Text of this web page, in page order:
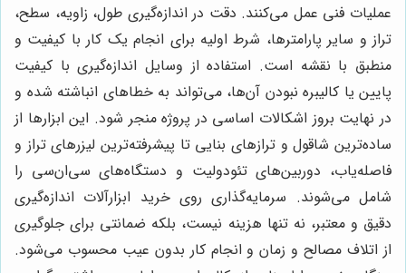
عملیات فنی عمل می‌کنند. دقت در اندازه‌گیری طول، زاویه، سطح،
تراز و سایر پارامترها، شرط اولیه برای انجام یک کار با کیفیت و
منطبق با نقشه است. استفاده از وسایل اندازه‌گیری با کیفیت
پایین یا کالیبره نبودن آن‌ها، می‌تواند به خطاهای انباشته شده و
در نهایت بروز اشکالات اساسی در پروژه منجر شود. این ابزارها از
ساده‌ترین شاقول و ترازهای بنایی تا پیشرفته‌ترین لیزرهای تراز و
فاصله‌یاب، دوربین‌های تئودولیت و دستگاه‌های سی‌ان‌سی را
شامل می‌شوند. سرمایه‌گذاری روی خرید ابزارآلات اندازه‌گیری
دقیق و معتبر، نه تنها هزینه نیست، بلکه ضمانتی برای جلوگیری
از اتلاف مصالح و زمان و انجام کار بدون عیب محسوب می‌شود.